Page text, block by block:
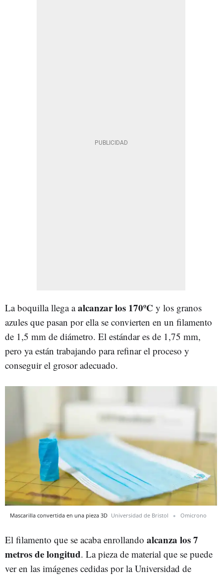
La boquilla llega aalcanzar los 170ºC y los granos
azules que pasan por ella se convierten en un filamento
de 1,5 mm de diámetro. El estándar es de 1,75 mm,
pero ya están trabajando para refinar el proceso y
conseguir el grosor adecuado.
Mascarilla convertida en una pieza 3D Universidad de Bristol Omicrono
El filamento que se acaba enrollando alcanza los 7
metros de longitud. La pieza de material que se puede
ver en las imágenes cedidas por la Universidad de